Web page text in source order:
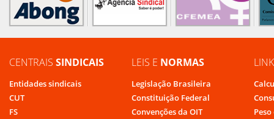
CENTRAIS SINDICAIS
Entidades sindicais
CUT
FS
LEIS E NORMAS
Legislação Brasileira
Constituição Federal
Convenções da OIT